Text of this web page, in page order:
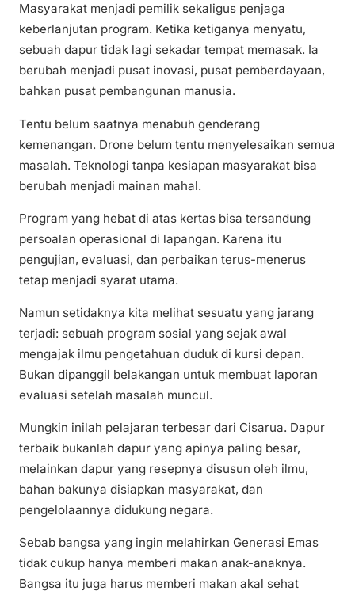
Masyarakat menjadi pemilik sekaligus penjaga
keberlanjutan program. Ketika ketiganya menyatu,
sebuah dapur tidak lagi sekadar tempat memasak. Ia
berubah menjadi pusat inovasi, pusat pemberdayaan,
bahkan pusat pembangunan manusia.
Tentu belum saatnya menabuh genderang
kemenangan. Drone belum tentu menyelesaikan semua
masalah. Teknologi tanpa kesiapan masyarakat bisa
berubah menjadi mainan mahal.
Program yang hebat di atas kertas bisa tersandung
persoalan operasional di lapangan. Karena itu
pengujian, evaluasi, dan perbaikan terus-menerus
tetap menjadi syarat utama.
Namun setidaknya kita melihat sesuatu yang jarang
terjadi: sebuah program sosial yang sejak awal
mengajak ilmu pengetahuan duduk di kursi depan.
Bukan dipanggil belakangan untuk membuat laporan
evaluasi setelah masalah muncul.
Mungkin inilah pelajaran terbesar dari Cisarua. Dapur
terbaik bukanlah dapur yang apinya paling besar,
melainkan dapur yang resepnya disusun oleh ilmu,
bahan bakunya disiapkan masyarakat, dan
pengelolaannya didukung negara.
Sebab bangsa yang ingin melahirkan Generasi Emas
tidak cukup hanya memberi makan anak-anaknya.
Bangsa itu juga harus memberi makan akal sehat